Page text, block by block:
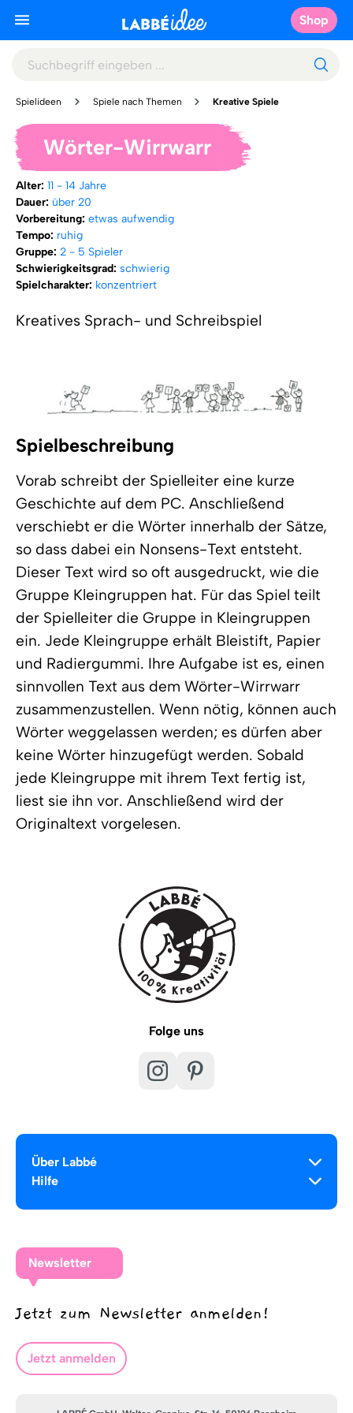
Shop
Spielideen Spiele nach Themen Kreative Spiele
Wörter-Wirrwarr
Alter: 11 - 14 Jahre
Dauer: über 20
Vorbereitung: etwas aufwendig
Tempo: ruhig
Gruppe: 2 - 5 Spieler
Schwierigkeitsgrad: schwierig
Spielcharakter: konzentriert
Kreatives Sprach- und Schreibspiel
Spielbeschreibung
Vorab schreibt der Spielleiter eine kurze
Geschichte auf dem PC. Anschließend
verschiebt er die Wörter innerhalb der Sätze,
so dass dabei ein Nonsens-Text entsteht.
Dieser Text wird so oft ausgedruckt, wie die
Gruppe Kleingruppen hat. Für das Spiel teilt
der Spielleiter die Gruppe in Kleingruppen
ein. Jede Kleingruppe erhält Bleistift, Papier
und Radiergummi. Ihre Aufgabe ist es, einen
sinnvollen Text aus dem Wörter-Wirrwarr
zusammenzustellen. Wenn nötig, können auch
Wörter weggelassen werden; es dürfen aber
keine Wörter hinzugefügt werden. Sobald
jede Kleingruppe mit ihrem Text fertig ist,
liest sie ihn vor. Anschließend wird der
Originaltext vorgelesen.
Folge uns
Über Labbé
Hilfe
Newsletter
Jetzt zum Newsletter anmelden!
Jetzt anmelden